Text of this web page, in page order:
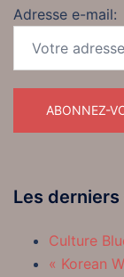
Adresse e-mail:
Les
Culture
« Korean